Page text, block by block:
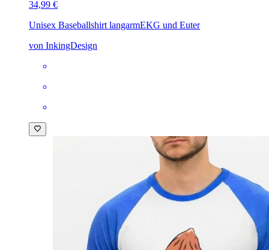
34,99 €
Unisex Baseballshirt langarmEKG und Euter
von InkingDesign